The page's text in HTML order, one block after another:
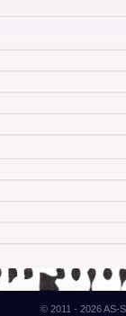
© 2011 - 2026AS-